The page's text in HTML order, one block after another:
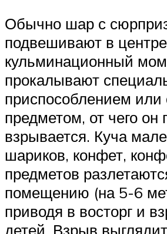
Обычно шар с
подвешивают в
кульминационный
прокалывают
приспособлением или
предметом, от чего он
взрывается. Куча
шариков, конфет,
предметов
помещению (на 5-6
приводя в восторг и
детей. Взрыв